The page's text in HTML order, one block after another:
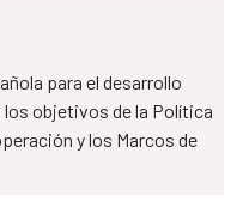
para el desarrollo
objetivos de la Política
y los Marcos de